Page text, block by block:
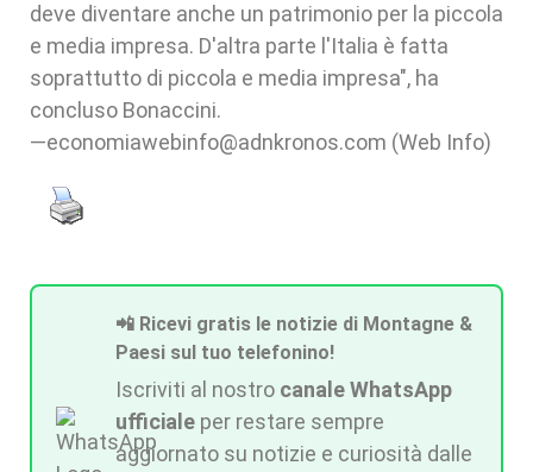
deve diventare anche un patrimonio per la piccola
e media impresa. D'altra parte l'Italia è fatta
soprattutto di piccola e media impresa", ha
concluso Bonaccini.
—economiawebinfo@adnkronos.com (Web Info)
📲 Ricevi gratis le notizie di Montagne &
Paesi sul tuo telefonino!
Iscriviti al nostro canale WhatsApp
ufficiale per restare sempre
aggiornato su notizie e curiosità dalle